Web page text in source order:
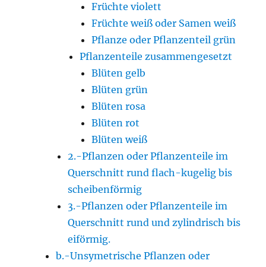
Früchte violett
Früchte weiß oder Samen weiß
Pflanze oder Pflanzenteil grün
Pflanzenteile zusammengesetzt
Blüten gelb
Blüten grün
Blüten rosa
Blüten rot
Blüten weiß
2.-Pflanzen oder Pflanzenteile im
Querschnitt rund flach-kugelig bis
scheibenförmig
3.-Pflanzen oder Pflanzenteile im
Querschnitt rund und zylindrisch bis
eiförmig.
b.-Unsymetrische Pflanzen oder